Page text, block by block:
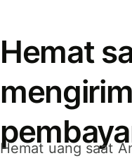
Hemat
Hemat uang saat